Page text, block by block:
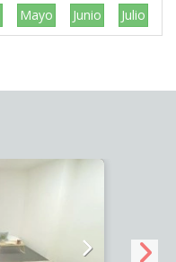
Mayo Junio Julio